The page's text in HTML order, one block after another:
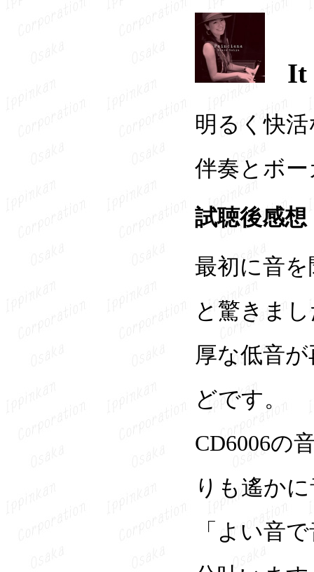
It
明るく快
伴奏とボ
試聴後感想
最初に音
と驚きま
厚な低音
どです。
CD6006の
りも遙か
「よい音